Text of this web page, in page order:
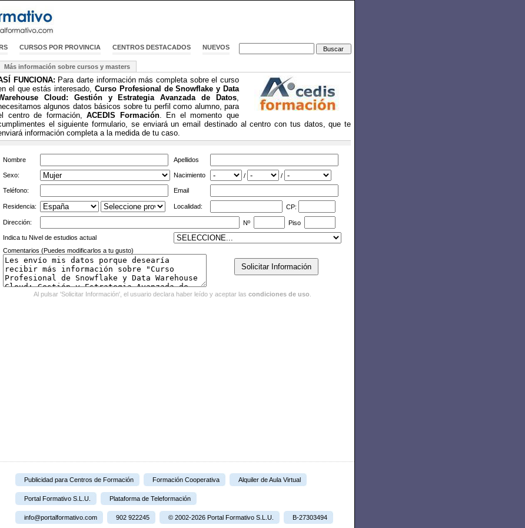
CURSOS POR PROVINCIA CENTROS DESTACADOS NUEVOS
Más información sobre cursos y masters
FUNCIONA: Para darte información más completa sobre el curso
el que estás interesado, Curso Profesional de Snowflake y Data
Cloud: Gestión y Estrategia Avanzada de Datos,
algunos datos básicos sobre tu perfil como alumno, para
centro de formación,ACEDIS Formación. En el momento que
el siguiente formulario, se enviará un email destinado al centro con tus datos, que te
información completa a la medida de tu caso.
Nombre Apellidos
Sexo: Nacimiento / /
Teléfono: Email
Residencia: Localidad: CP:
Dirección: Nº Piso
Indica tu Nivel de estudios actual
Comentarios (Puedes modificarlos a tu gusto)
Al pulsar 'Solicitar Información', el usuario declara haber leído y aceptar las condiciones de uso
Publicidad para Centros de Formación Formación Cooperativa Alquiler de Aula Virtual
Portal Formativo S.L.U. Plataforma de Teleformación
info@portalformativo.com 902 922245 © 2002-2026 Portal Formativo S.L.U. B-27303494